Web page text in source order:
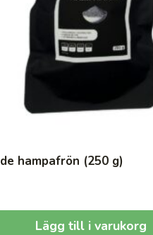
hampafrön (250 g)
Lägg till i varukorg